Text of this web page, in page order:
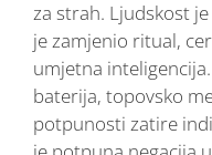
za strah. Ljudskost
je zamjenio ritual,
umjetna
baterija, topovsko
potpunosti zatire